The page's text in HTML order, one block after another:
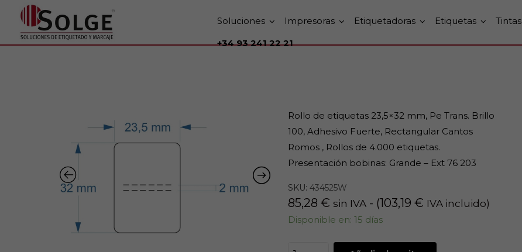
Soluciones Impresoras Etiquetadoras Etiquetas Tintas
+34 93 241 22 21
Rollo de etiquetas 23,5×32 mm, Pe Trans. Brillo
100, Adhesivo Fuerte, Rectangular Cantos
Romos , Rollos de 4.000 etiquetas.
Presentación bobinas: Grande – Ext 76 203
SKU: 434525W
85,28 € sin IVA - (103,19 € IVA incluido)
Disponible en: 15 días